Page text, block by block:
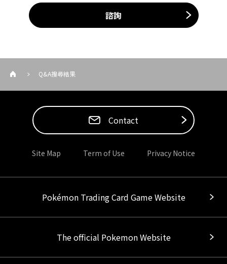
諮詢
Q&A搜尋結果
Contact
Site Map Term of Use Privacy Notice
Pokémon Trading Card Game Website
The official Pokemon Website